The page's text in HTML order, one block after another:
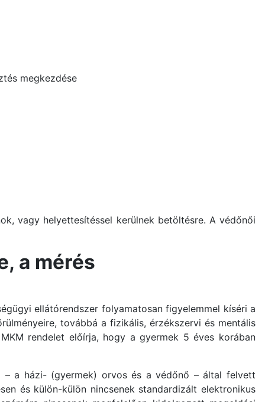
megkezdése
vagy helyettesítéssel kerülnek betöltésre. A védőnői
a mérés
ellátórendszer folyamatosan figyelemmel kíséri a
továbbá a fizikális, érzékszervi és mentális
rendelet előírja, hogy a gyermek 5 éves korában
– a házi- (gyermek) orvos és a védőnő – által felvett
és külön-külön nincsenek standardizált elektronikus